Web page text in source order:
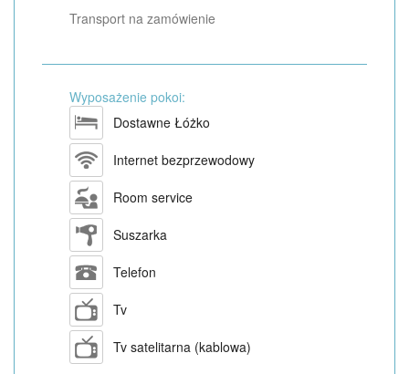
Transport na zamówienie
Wyposażenie pokoi:
Dostawne Łóżko
Internet bezprzewodowy
Room service
Suszarka
Telefon
Tv
Tv satelitarna (kablowa)